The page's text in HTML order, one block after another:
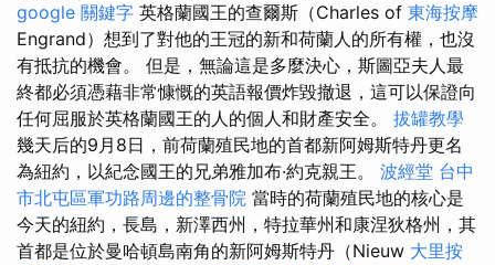
google 關鍵字 英格蘭國王的查爾斯（Charles of 東海按摩
Engrand）想到了對他的王冠的新和荷蘭人的所有權，也沒
有抵抗的機會。 但是，無論這是多麼決心，斯圖亞夫人最
終都必須憑藉非常慷慨的英語報價炸毀撤退，這可以保證向
任何屈服於英格蘭國王的人的個人和財產安全。 拔罐教學
幾天后的9月8日，前荷蘭殖民地的首都新阿姆斯特丹更名
為紐約，以紀念國王的兄弟雅加布·約克親王。 波經堂 台中
市北屯區軍功路周邊的整骨院 當時的荷蘭殖民地的核心是
今天的紐約，長島，新澤西州，特拉華州和康涅狄格州，其
首都是位於曼哈頓島南角的新阿姆斯特丹（Nieuw 大里按